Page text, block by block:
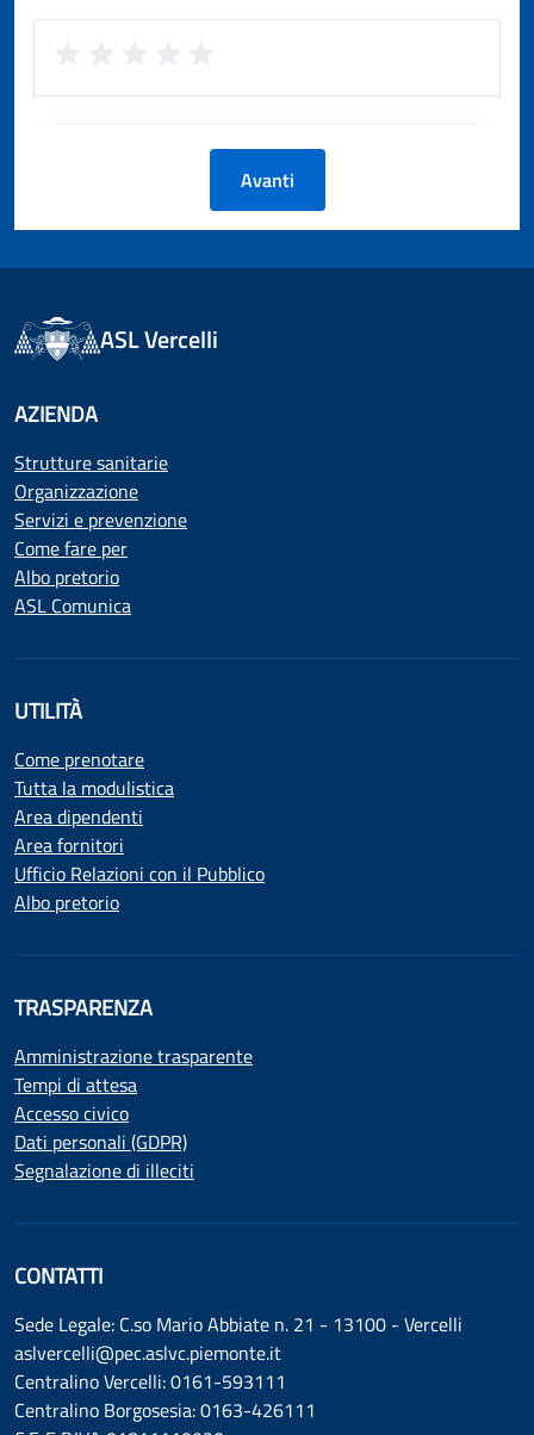
Avanti
ASL Vercelli
AZIENDA
Strutture sanitarie
Organizzazione
Servizi e prevenzione
Come fare per
Albo pretorio
ASL Comunica
UTILITÀ
Come prenotare
Tutta la modulistica
Area dipendenti
Area fornitori
Ufficio Relazioni con il Pubblico
Albo pretorio
TRASPARENZA
Amministrazione trasparente
Tempi di attesa
Accesso civico
Dati personali (GDPR)
Segnalazione di illeciti
CONTATTI
Sede Legale: C.so Mario Abbiate n. 21 - 13100 - Vercelli
aslvercelli@pec.aslvc.piemonte.it
Centralino Vercelli: 0161-593111
Centralino Borgosesia: 0163-426111